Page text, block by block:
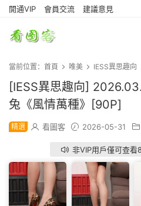
開通VIP 會員交流 建議意見
當前位置： 首頁 唯美 IESS異思趣向
[IESS異思趣向]
兔《風情萬種》[90P]
精選 看圖客 2026-05-31
非VIP用戶僅可查看